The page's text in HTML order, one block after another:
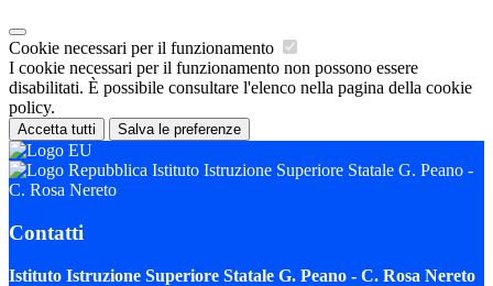
Cookie necessari per il funzionamento
I cookie necessari per il funzionamento non possono essere
disabilitati. È possibile consultare l'elenco nella pagina della cookie
policy.
Accetta tutti Salva le preferenze
Istituto Istruzione Superiore Statale G. Peano -
C. Rosa Nereto
Contatti
Istituto Istruzione Superiore Statale G. Peano - C. Rosa Nereto